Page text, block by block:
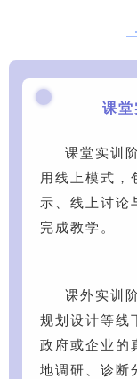
课堂
课堂实训
用线上模式，
示、线上讨论
完成教学。
课外实训
规划设计等线
政府或企业的
地调研、诊断